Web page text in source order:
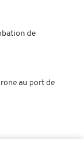
de
au port de